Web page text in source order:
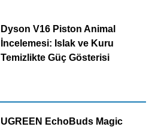
Dyson V16 Piston Animal
İncelemesi: Islak ve Kuru
Temizlikte Güç Gösterisi
UGREEN EchoBuds Magic